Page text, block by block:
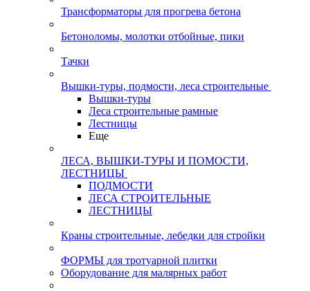
Трансформаторы для прогрева бетона
Бетоноломы, молотки отбойные, пики
Тачки
Вышки-туры, подмости, леса строительные
Вышки-туры
Леса строительные рамные
Лестницы
Еще
ЛЕСА, ВЫШКИ-ТУРЫ И ПОМОСТИ,
ЛЕСТНИЦЫ
ПОДМОСТИ
ЛЕСА СТРОИТЕЛЬНЫЕ
ЛЕСТНИЦЫ
Краны строительные, лебедки для стройки
ФОРМЫ для тротуарной плитки
Оборудование для малярных работ